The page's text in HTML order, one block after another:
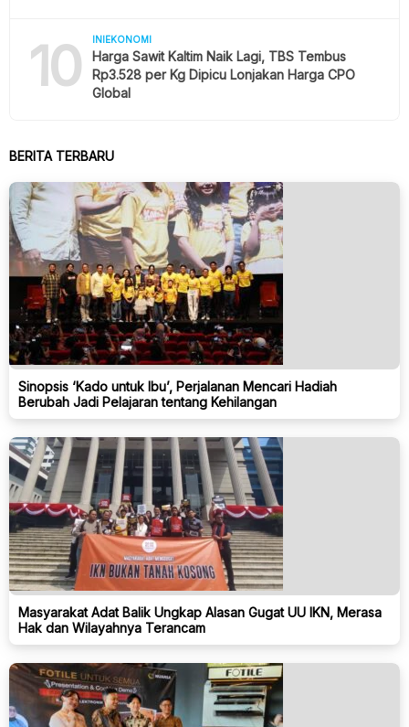
10 INIEKONOMI
Harga Sawit Kaltim Naik Lagi, TBS Tembus
Rp3.528 per Kg Dipicu Lonjakan Harga CPO
Global
BERITA TERBARU
Sinopsis ‘Kado untuk Ibu’, Perjalanan Mencari Hadiah
Berubah Jadi Pelajaran tentang Kehilangan
Masyarakat Adat Balik Ungkap Alasan Gugat UU IKN, Merasa
Hak dan Wilayahnya Terancam